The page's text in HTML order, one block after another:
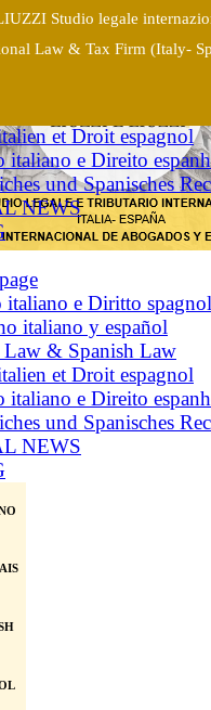
Studio legale
Law & Tax Firm (Italy-
italiano e Diritto spagnolo
et Droit espagnol
italiano e Direito
und Spanisches
NEWS
e Diritto
italiano y español
Law & Spanish Law
et Droit espagnol
italiano e Direito
und Spanisches
NEWS